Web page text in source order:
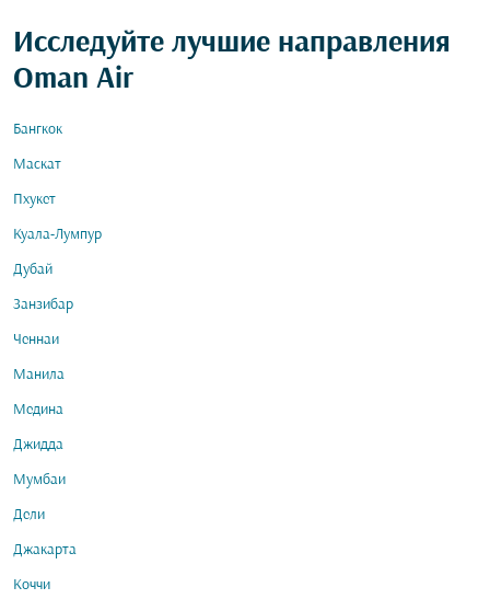
Исследуйте лучшие направления
Oman Air
Бангкок
Маскат
Пхукет
Куала-Лумпур
Дубай
Занзибар
Ченнаи
Манила
Медина
Джидда
Мумбаи
Дели
Джакарта
Коччи